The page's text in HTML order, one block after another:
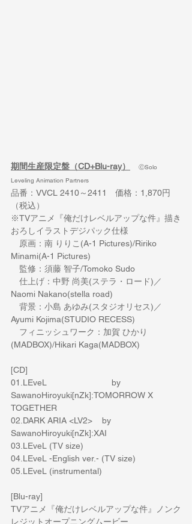
期間生産限定盤（CD+Blu-ray）
ⒸSolo
Leveling Animation Partners
品番： VVCL 2410～2411 価格： 1,870円
（税込）
※TVアニメ『俺だけレベルアップな件』描き
おろしイラストデジパック仕様
原画：南 りりこ (A-1 Pictures)/Ririko
Minami(A-1 Pictures)
監修：須藤 智子/Tomoko Sudo
仕上げ：中野 尚美(ステラ・ロード) ／
Naomi Nakano(stella road)
背景：小島 あゆみ(スタジオリセス) ／
Ayumi Kojima(STUDIO RECESS)
フィニッシュワーク：加賀 ひかり
(MADBOX)/Hikari Kaga(MADBOX)
[CD]
01.LEveL                           by
SawanoHiroyuki[nZk]:TOMORROW X
TOGETHER
02.DARK ARIA <LV2>    by
SawanoHiroyuki[nZk]:XAI
03.LEveL (TV size)
04.LEveL -English ver.- (TV size)
05.LEveL (instrumental)
[Blu-ray]
TVアニメ『俺だけレベルアップな件』ノンク
レジットオープニングムービー